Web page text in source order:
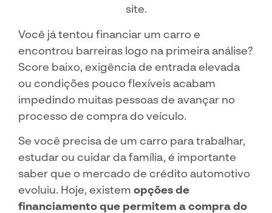
site.
Você já tentou financiar um carro e
encontrou barreiras logo na primeira análise?
Score baixo, exigência de entrada elevada
ou condições pouco flexíveis acabam
impedindo muitas pessoas de avançar no
processo de compra do veículo.
Se você precisa de um carro para trabalhar,
estudar ou cuidar da família, é importante
saber que o mercado de crédito automotivo
evoluiu. Hoje, existem opções de
financiamento que permitem a compra do